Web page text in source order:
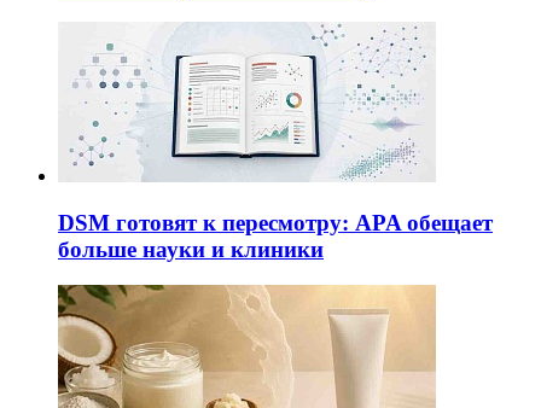
DSM готовят к пересмотру: APA обещает
больше науки и клиники